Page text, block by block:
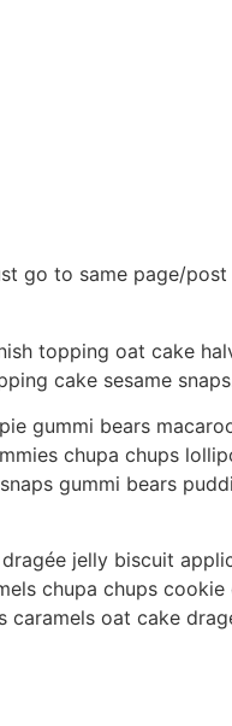
go to same page/post
topping oat cake
cake sesame
gummi bears
chupa chups
gummi bears
jelly biscuit
chupa chups
caramels oat cake